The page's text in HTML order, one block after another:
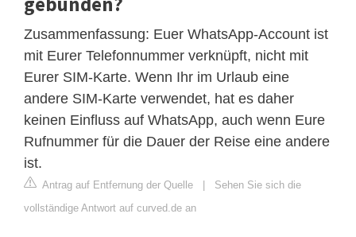
Zusammenfassung: Euer WhatsApp-Account ist
mit Eurer Telefonnummer verknüpft, nicht mit
Eurer SIM-Karte. Wenn Ihr im Urlaub eine
andere SIM-Karte verwendet, hat es daher
keinen Einfluss auf WhatsApp, auch wenn Eure
Rufnummer für die Dauer der Reise eine andere
ist.
Antrag auf Entfernung der Quelle | Sehen Sie sich die
vollständige Antwort auf curved.de an